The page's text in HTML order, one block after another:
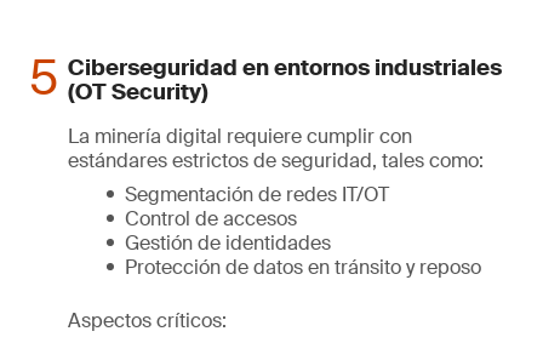
Ciberseguridad en entornos industriales
(OT Security)
La minería digital requiere cumplir con
estándares estrictos de seguridad, tales como:
Segmentación de redes IT/OT
Control de accesos
Gestión de identidades
Protección de datos en tránsito y reposo
Aspectos críticos: